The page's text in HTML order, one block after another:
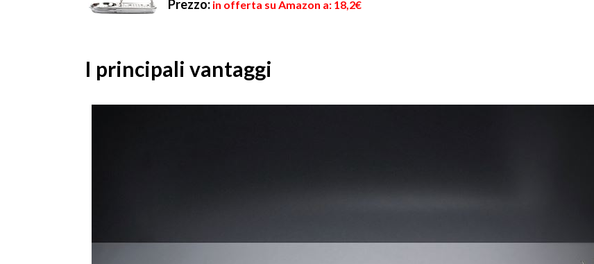
Prezzo: in offerta su Amazon a: 18,2€
I principali vantaggi